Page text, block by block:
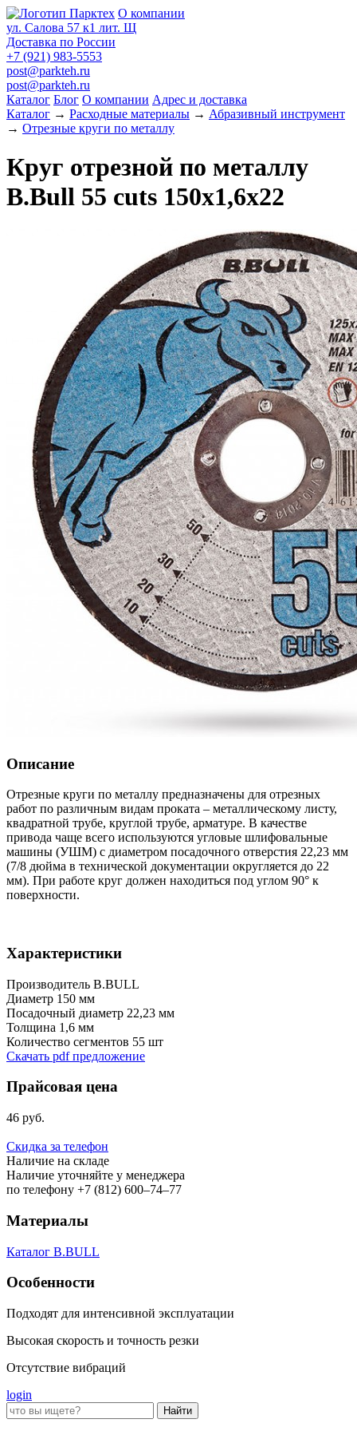
О компании
ул. Салова 57 к1 лит. Щ
Доставка по России
+7 (921) 983-5553
post@parkteh.ru
post@parkteh.ru
Каталог Блог О компании Адрес и доставка
Каталог → Расходные материалы → Абразивный инструмент
→ Отрезные круги по металлу
Круг отрезной по металлу
B.Bull 55 cuts 150х1,6х22
Описание
Отрезные круги по металлу предназначены для отрезных
работ по различным видам проката – металлическому листу,
квадратной трубе, круглой трубе, арматуре. В качестве
привода чаще всего используются угловые шлифовальные
машины (УШМ) с диаметром посадочного отверстия 22,23 мм
(7/8 дюйма в технической документации округляется до 22
мм). При работе круг должен находиться под углом 90° к
поверхности.
Характеристики
Производитель B.BULL
Диаметр 150 мм
Посадочный диаметр 22,23 мм
Толщина 1,6 мм
Количество сегментов 55 шт
Скачать pdf предложение
Прайсовая цена
46 руб.
Скидка за телефон
Наличие на складе
Наличие уточняйте у менеджера
по телефону +7 (812) 600–74–77
Материалы
Каталог B.BULL
Особенности
Подходят для интенсивной эксплуатации
Высокая скорость и точность резки
Отсутствие вибраций
login